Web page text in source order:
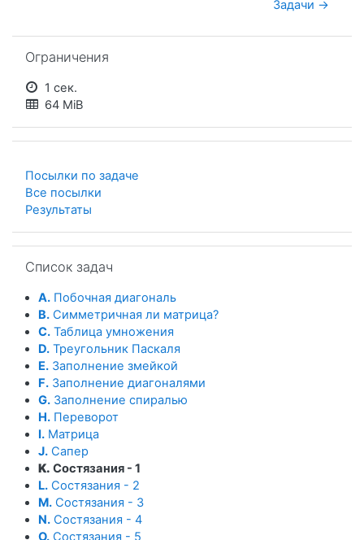
Задачи →
Ограничения
1 сек.
64 MiB
Посылки по задаче
Все посылки
Результаты
Список задач
A. Побочная диагональ
B. Симметричная ли матрица?
C. Таблица умножения
D. Треугольник Паскаля
E. Заполнение змейкой
F. Заполнение диагоналями
G. Заполнение спиралью
H. Переворот
I. Матрица
J. Сапер
K. Состязания - 1
L. Состязания - 2
M. Состязания - 3
N. Состязания - 4
O. Состязания - 5